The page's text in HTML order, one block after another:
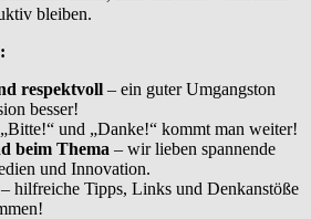
bleiben.
respektvoll – ein guter Umgangston
besser!
und „Danke!“ kommt man weiter!
beim Thema – wir lieben spannende
und Innovation.
– hilfreiche Tipps, Links und Denkanstöße